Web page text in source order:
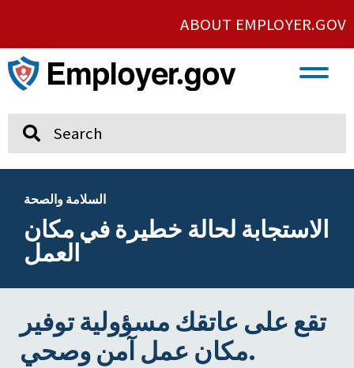
ABOUT EMPLOYER.GOV
السلامة والصحة
الاستجابة لحالة خطيرة في مكان
العمل
تقع على عاتقك مسؤولية توفير
مكان عمل آمن وصحي.